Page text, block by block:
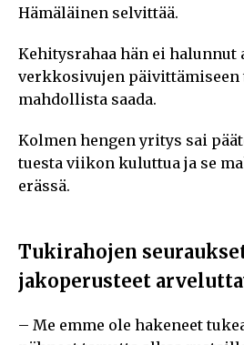
Hämäläinen selvittää.
Kehitysrahaa hän ei halunnut
verkkosivujen
mahdollista saada.
Kolmen hengen yritys sai
tuesta viikon kuluttua ja se
erässä.
Tukirahojen
jakoperusteet
– Me emme ole hakeneet